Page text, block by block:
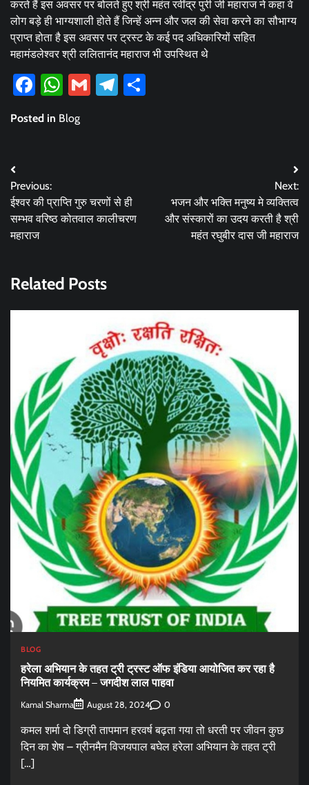
करते हैं इस अवसर पर बोलते हुए श्री महंत रवींद्र पुरी जी महाराज ने कहा वे
लोग बड़े ही भाग्यशाली होते हैं जिन्हें अन्न और जल की सेवा करने का सौभाग्य
प्राप्त होता है इस अवसर पर ट्रस्ट के कई पद अधिकारियों सहित
महामंडलेश्वर श्री ललितानंद महाराज भी उपस्थित थे
Facebook
WhatsApp
GmailTelegram
Posted in Blog
Post
navigation
Previous:
ईश्वर की प्राप्ति गुरु चरणों से ही
सम्भव वरिष्ठ कोतवाल कालीचरण
महाराज
Next:
भजन और भक्ति मनुष्य मे व्यक्तित्व
और संस्कारों का उदय करती है श्री
महंत रघुबीर दास जी महाराज
Related Posts
BLOG
हरेला अभियान के तहत ट्री ट्रस्ट ऑफ इंडिया आयोजित कर रहा है
नियमित कार्यक्रम – जगदीश लाल पाहवा
Kamal Sharma August 28, 2024 0
कमल शर्मा दो डिग्री तापमान हरवर्ष बढ़ता गया तो धरती पर जीवन कुछ
दिन का शेष – ग्रीनमैन विजयपाल बघेल हरेला अभियान के तहत ट्री
[…]